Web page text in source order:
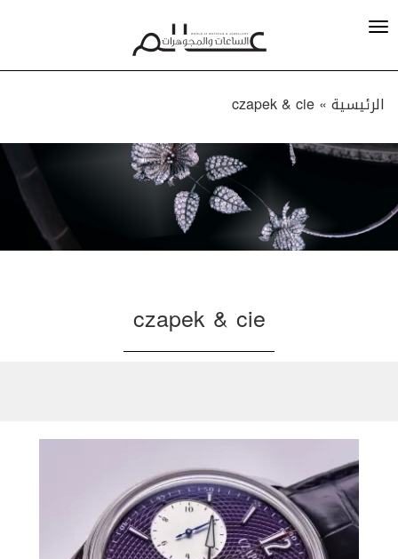
الرئيسية »czapek & cie
czapek & cie